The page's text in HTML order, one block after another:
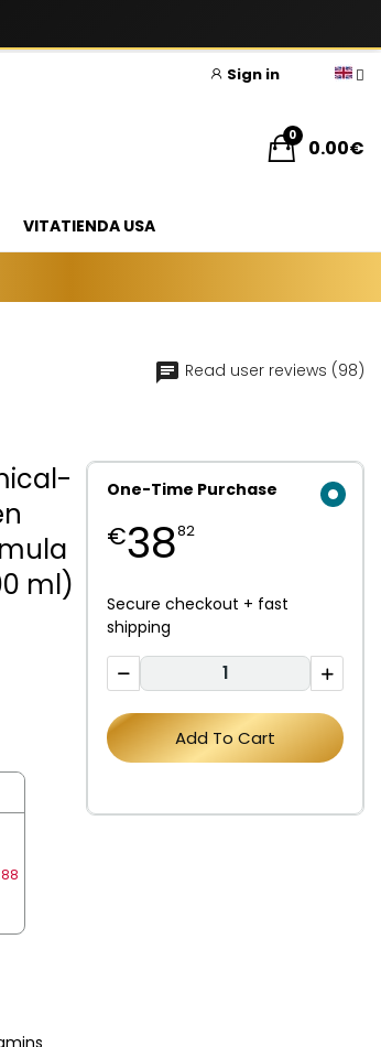
Sign in
0.00€
0
VITATIENDA USA
Read user reviews (98)
ml)
One-Time Purchase
€3882
Secure checkout + fast
shipping
Add To Cart